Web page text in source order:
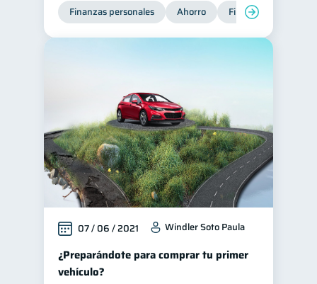
Finanzas personales Ahorro Finanzas para
07 / 06 / 2021 Windler Soto Paula
¿Preparándote para comprar tu primer
vehículo?